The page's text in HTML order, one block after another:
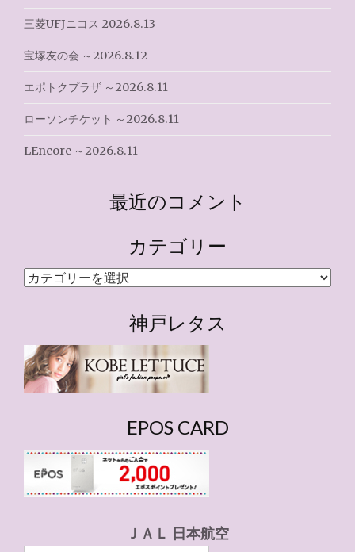
三菱UFJニコス 2026.8.13
宝塚友の会 ～2026.8.12
エポトクプラザ ～2026.8.11
ローソンチケット ～2026.8.11
LEncore ～2026.8.11
最近のコメント
カテゴリー
カ
ー
神戸レタス
EPOS CARD
ＪＡＬ 日本航空